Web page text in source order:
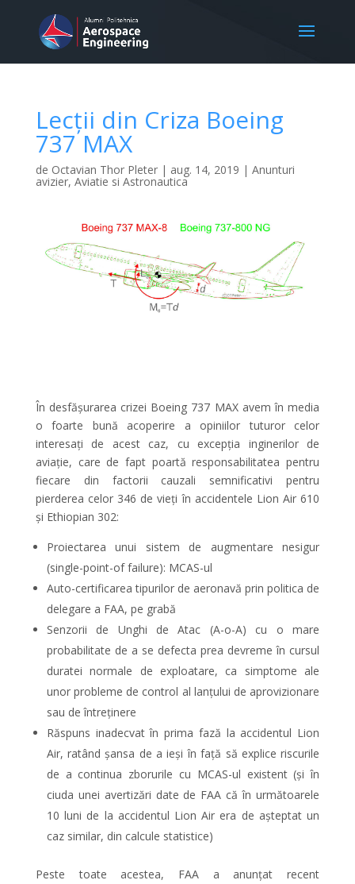
Lecții din Criza Boeing
737 MAX
de Octavian Thor Pleter| aug. 14, 2019 | Anunturi
avizier, Aviatie si Astronautica
În desfășurarea crizei Boeing 737 MAX avem în media
o foarte bună acoperire a opiniilor tuturor celor
interesați de acest caz, cu excepția inginerilor de
aviație, care de fapt poartă responsabilitatea pentru
fiecare din factorii cauzali semnificativi pentru
pierderea celor 346 de vieți în accidentele Lion Air 610
și Ethiopian 302:
Proiectarea unui sistem de augmentare nesigur
(single-point-of failure): MCAS-ul
Auto-certificarea tipurilor de aeronavă prin politica de
delegare a FAA, pe grabă
Senzorii de Unghi de Atac (A-o-A) cu o mare
probabilitate de a se defecta prea devreme în cursul
duratei normale de exploatare, ca simptome ale
unor probleme de control al lanțului de aprovizionare
sau de întreținere
Răspuns inadecvat în prima fază la accidentul Lion
Air, ratând șansa de a ieși în față să explice riscurile
de a continua zborurile cu MCAS-ul existent (și în
ciuda unei avertizări date de FAA că în următoarele
10 luni de la accidentul Lion Air era de așteptat un
caz similar, din calcule statistice)
Peste toate acestea, FAA a anunțat recent